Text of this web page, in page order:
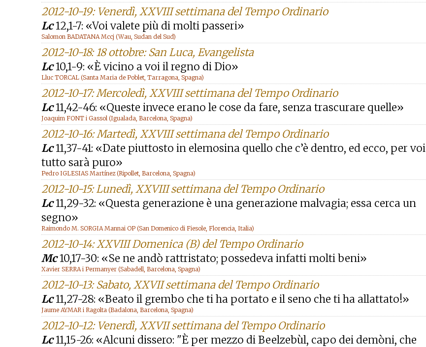
2012-10-19: Venerdì, XXVIII settimana del Tempo Ordinario
Lc12,1-7: «Voi valete più di molti passeri»
Salomon BADATANA Mccj (Wau, Sudan del Sud)
2012-10-18: 18 ottobre: San Luca, Evangelista
Lc10,1-9: «È vicino a voi il regno di Dio»
Lluc TORCAL (Santa Maria de Poblet, Tarragona, Spagna)
2012-10-17: Mercoledì, XXVIII settimana del Tempo Ordinario
Lc11,42-46: «Queste invece erano le cose da fare, senza trascurare quelle»
Joaquim FONT i Gassol (Igualada, Barcelona, Spagna)
2012-10-16: Martedì, XXVIII settimana del Tempo Ordinario
Lc11,37-41: «Date piuttosto in elemosina quello che c’è dentro, ed ecco, per voi
tutto sarà puro»
Pedro IGLESIAS Martínez (Ripollet, Barcelona, Spagna)
2012-10-15: Lunedì, XXVIII settimana del Tempo Ordinario
Lc11,29-32: «Questa generazione è una generazione malvagia; essa cerca un
segno»
Raimondo M. SORGIA Mannai OP (San Domenico di Fiesole, Florencia, Italia)
2012-10-14: XXVIII Domenica (B) del Tempo Ordinario
Mc10,17-30: «Se ne andò rattristato; possedeva infatti molti beni»
Xavier SERRA i Permanyer (Sabadell, Barcelona, Spagna)
2012-10-13: Sabato, XXVII settimana del Tempo Ordinario
Lc11,27-28: «Beato il grembo che ti ha portato e il seno che ti ha allattato!»
Jaume AYMAR i Ragolta (Badalona, Barcelona, Spagna)
2012-10-12: Venerdì, XXVII settimana del Tempo Ordinario
Lc11,15-26: «Alcuni dissero: "È per mezzo di Beelzebùl, capo dei demòni, che